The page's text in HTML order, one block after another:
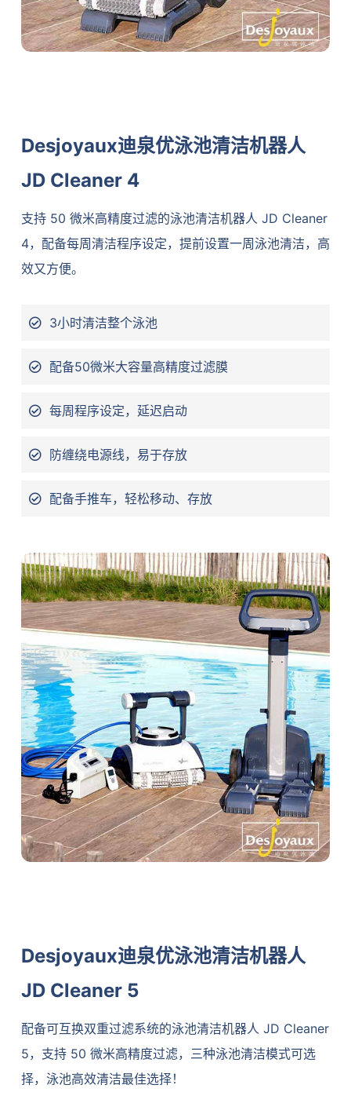
Desjoyaux迪泉优泳池清洁机器人
JD Cleaner 4
支持 50 微米高精度过滤的泳池清洁机器人 JD Cleaner
4，配备每周清洁程序设定，提前设置一周泳池清洁，高
效又方便。
3小时清洁整个泳池
配备50微米大容量高精度过滤膜
每周程序设定，延迟启动
防缠绕电源线，易于存放
配备手推车，轻松移动、存放
Desjoyaux迪泉优泳池清洁机器人
JD Cleaner 5
配备可互换双重过滤系统的泳池清洁机器人 JD Cleaner
5，支持 50 微米高精度过滤，三种泳池清洁模式可选
择，泳池高效清洁最佳选择！